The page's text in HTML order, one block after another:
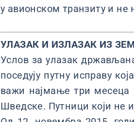
у авионском транзиту и
УЛАЗАК И ИЗЛАЗАК ИЗ
Услов за улазак
поседују путну исправу
важи најмање три месеца
Шведске. Путници који не